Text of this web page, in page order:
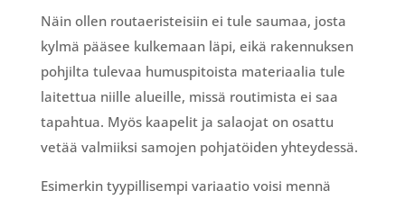
Näin ollen routaeristeisiin ei tule saumaa, josta
kylmä pääsee kulkemaan läpi, eikä rakennuksen
pohjilta tulevaa humuspitoista materiaalia tule
laitettua niille alueille, missä routimista ei saa
tapahtua. Myös kaapelit ja salaojat on osattu
vetää valmiiksi samojen pohjatöiden yhteydessä.
Esimerkin tyypillisempi variaatio voisi mennä